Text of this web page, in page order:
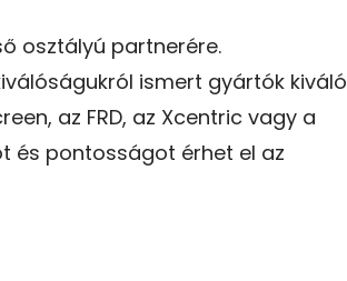
osztályú partnerére.
ismert gyártók kiváló
az FRD, az Xcentric vagy a
és pontosságot érhet el az